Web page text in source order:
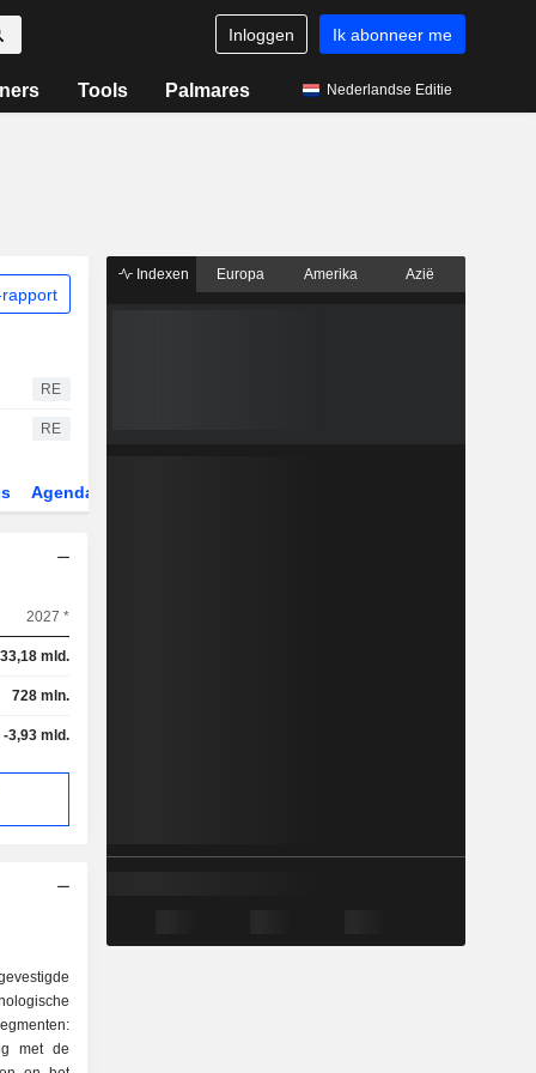
Inloggen Ik abonneer me
Tools Palmares Nederlandse Editie
RE
RE
Agenda
2027 *
33,18 mld.
728 mln.
-3,93 mld.
met de
Indexen Europa Amerika Azië